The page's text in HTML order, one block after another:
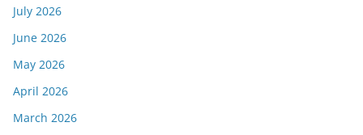
July 2026
June 2026
May 2026
April 2026
March 2026